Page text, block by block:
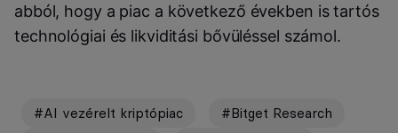
abból, hogy a piac a következő években is tartós
technológiai és likviditási bővüléssel számol.
#AI vezérelt kriptópiac
#Bitget Research